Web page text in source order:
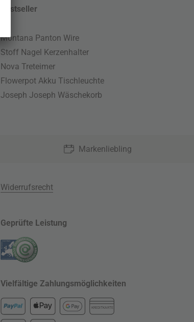
Bestseller
Montana Panton Wire
Stoff Nagel Kerzenhalter
Nova Treteimer
Flowerpot Akku Tischleuchte
Joseph Joseph Wäschekorb
Markenliebling
Widerrufsrecht
Geprüfte Leistung
Vielfältige Zahlungsmöglichkeiten
KREDITKARTE